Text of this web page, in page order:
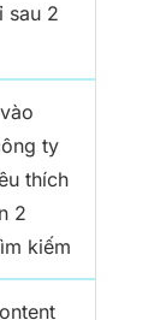
sau 2
ty
thích
2
kiếm